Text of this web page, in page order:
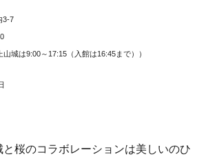
3-7
山城は9:00～17:15（入館は16:45まで））
桜のコラボレーションは美しいのひ